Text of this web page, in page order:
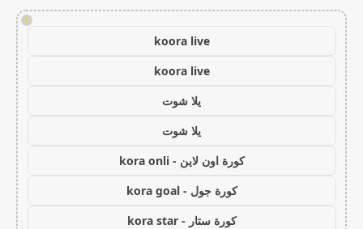
!
koora live
koora live
يلا شوت
يلا شوت
كورة اون لاين - kora onli
كورة جول - kora goal
كورة ستار - kora star